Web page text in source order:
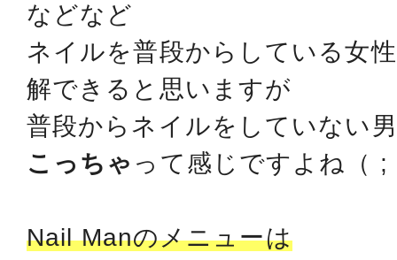
などなど
ネイルを普段からしている女
解できると思いますが
普段からネイルをしていない
こっちゃ って感じですよね（
Nail Manのメニューは